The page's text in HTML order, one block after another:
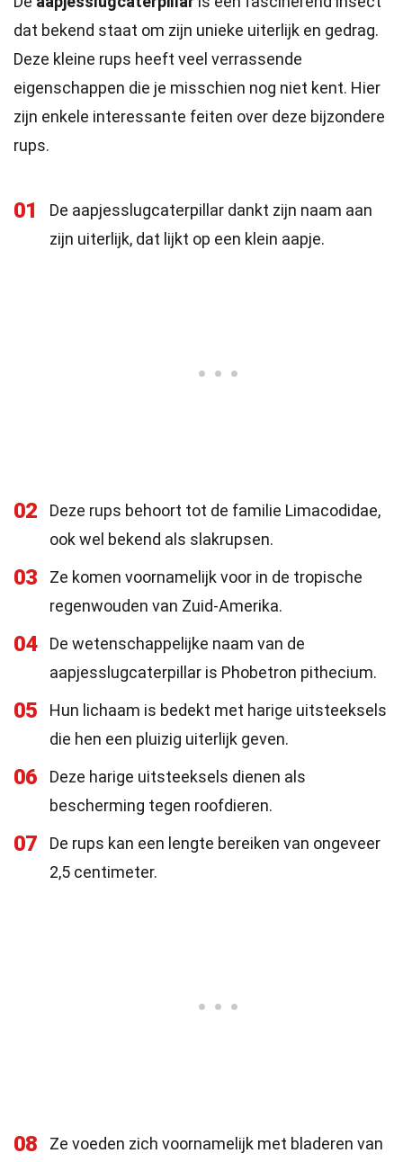
dat bekend staat om zijn unieke uiterlijk en gedrag.
Deze kleine rups heeft veel verrassende
eigenschappen die je misschien nog niet kent. Hier
zijn enkele interessante feiten over deze bijzondere
rups.
01
De aapjesslugcaterpillar dankt zijn naam aan
zijn uiterlijk, dat lijkt op een klein aapje.
02
Deze rups behoort tot de familie Limacodidae,
ook wel bekend als slakrupsen.
03
Ze komen voornamelijk voor in de tropische
regenwouden van Zuid-Amerika.
04
De wetenschappelijke naam van de
aapjesslugcaterpillar is Phobetron pithecium.
05
Hun lichaam is bedekt met harige uitsteeksels
die hen een pluizig uiterlijk geven.
06
Deze harige uitsteeksels dienen als
bescherming tegen roofdieren.
07
De rups kan een lengte bereiken van ongeveer
2,5 centimeter.
08 Ze voeden zich voornamelijk met bladeren van